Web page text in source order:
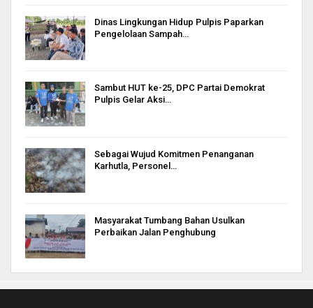
Dinas Lingkungan Hidup Pulpis Paparkan
Pengelolaan Sampah…
Sambut HUT ke-25, DPC Partai Demokrat
Pulpis Gelar Aksi…
Sebagai Wujud Komitmen Penanganan
Karhutla, Personel…
Masyarakat Tumbang Bahan Usulkan
Perbaikan Jalan Penghubung